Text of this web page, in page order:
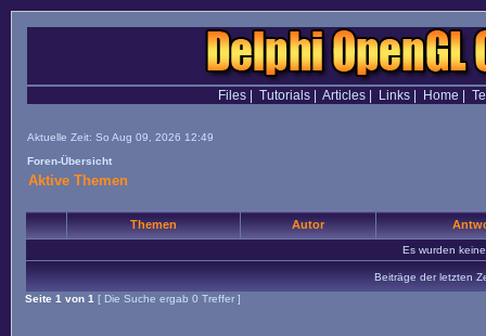
Files| Tutorials| Articles| Links| Home
Aktuelle Zeit: So Aug 09, 2026 12:49
Foren-Übersicht
Aktive Themen
Themen Autor
Es wurden
Beiträge der letzten
Seite 1 von 1 [ Die Suche ergab 0 Treffer ]